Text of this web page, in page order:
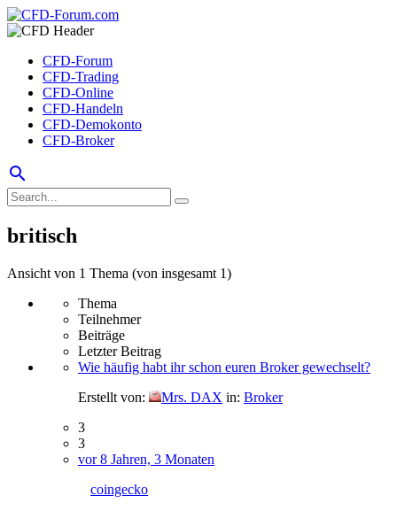
CFD-Forum
CFD-Trading
CFD-Online
CFD-Handeln
CFD-Demokonto
CFD-Broker
search
britisch
Ansicht von 1 Thema (von insgesamt 1)
Thema
Teilnehmer
Beiträge
Letzter Beitrag
Wie häufig habt ihr schon euren Broker gewechselt?
Erstellt von:
Mrs. DAX in: Broker
3
3
vor 8 Jahren, 3 Monaten
coingecko